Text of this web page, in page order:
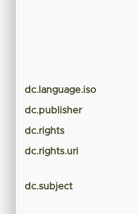
dc.language.iso
dc.publisher
dc.rights
dc.rights.uri
dc.subject